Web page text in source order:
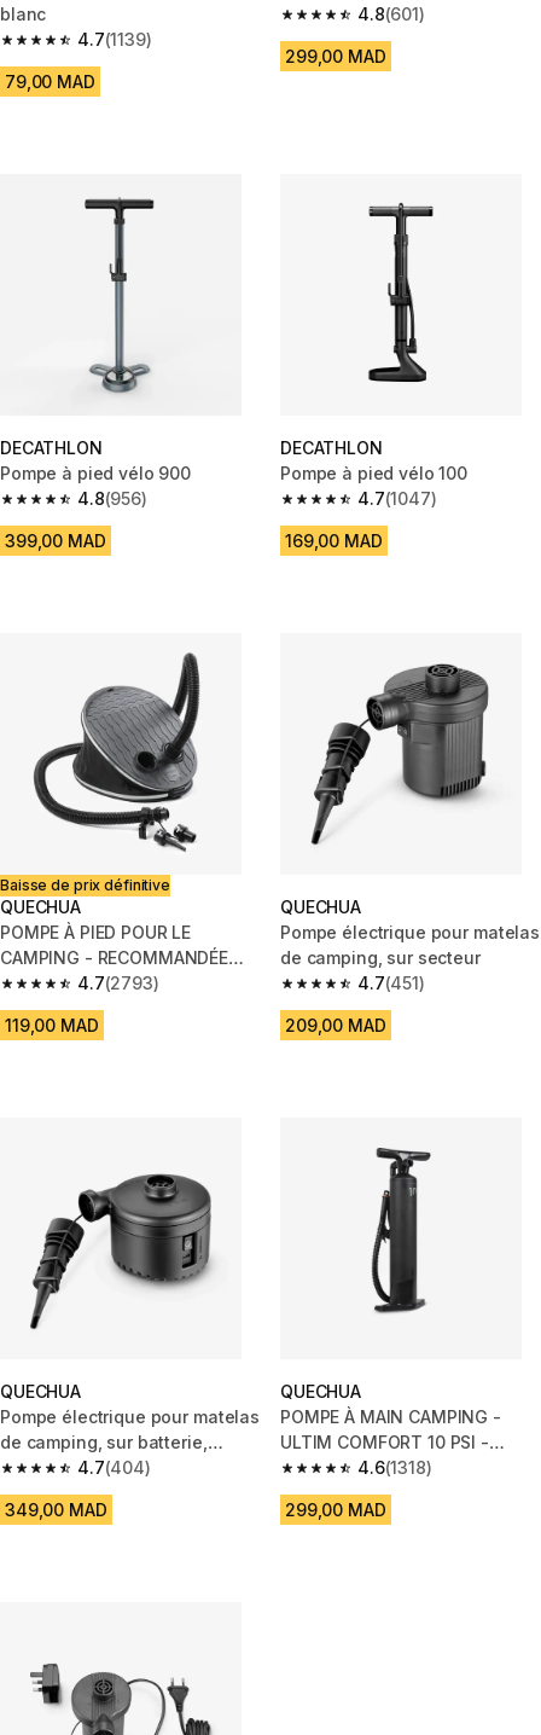
blanc
4.7
4.7 out of 5 stars from 1139 reviews
(1139)
79,00 MAD
4.8
4.8 out of 5 stars from 601
(601)
299,00 MAD
DECATHLON
Pompe à pied vélo 900
4.8
4.8 out of 5 stars from 956 reviews
(956)
399,00 MAD
DECATHLON
Pompe à pied vélo 100
4.7
4.7 out of 5 stars from 1047
(1047)
169,00 MAD
Baisse de prix définitive
QUECHUA
POMPE À PIED POUR LE
CAMPING - RECOMMANDÉE
POUR LES MATELAS
GONFLABLES
4.7
4.7 out of 5 stars from 2793 reviews
(2793)
119,00 MAD
QUECHUA
Pompe électrique pour matelas
de camping, sur secteur
4.7
4.7 out of 5 stars from 451
(451)
209,00 MAD
QUECHUA
Pompe électrique pour matelas
de camping, sur batterie,
rechargeable en USB-C
4.7
4.7 out of 5 stars from 404 reviews
(404)
349,00 MAD
QUECHUA
POMPE À MAIN CAMPING -
ULTIM COMFORT 10 PSI -
RECOMMANDÉE POUR TENTE
GONFLABLE
4.6
4.6 out of 5 stars from 1318
(1318)
299,00 MAD